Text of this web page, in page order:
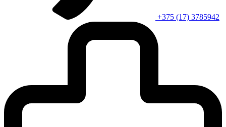
+375 (17) 3785942